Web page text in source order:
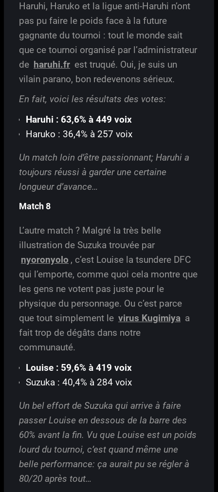
Haruhi, Haruko et la ligue anti-Haruhi n’ont
pas pu faire le poids face à la future
gagnante du tournoi : tout le monde sait
que ce tournoi organisé par l’administrateur
de haruhi.fr est truqué. Oui, je suis un
vilain parano, bon redevenons sérieux.
En fait, voici les résultats des votes:
Haruhi : 63,6% à 449 voix
Haruko : 36,4% à 257 voix
Un match loin d’être passionnant; Haruhi a
toujours réussi à garder une certaine
longueur d’avance…
Match 8
L’autre match ? Malgré la très belle
illustration de Suzuka trouvée par
nyoronyolo , c’est Louise la tsundere DFC
qui l’emporte, comme quoi cela montre que
les gens ne votent pas juste pour le
physique du personnage. Ou c’est parce
que tout simplement le virus Kugimiya a
fait trop de dégâts dans notre
communauté.
Louise : 59,6% à 419 voix
Suzuka : 40,4% à 284 voix
Un bel effort de Suzuka qui arrive à faire
passer Louise en dessous de la barre des
60% avant la fin. Vu que Louise est un poids
lourd du tournoi, c’est quand même une
belle performance: ça aurait pu se régler à
80/20 après tout…